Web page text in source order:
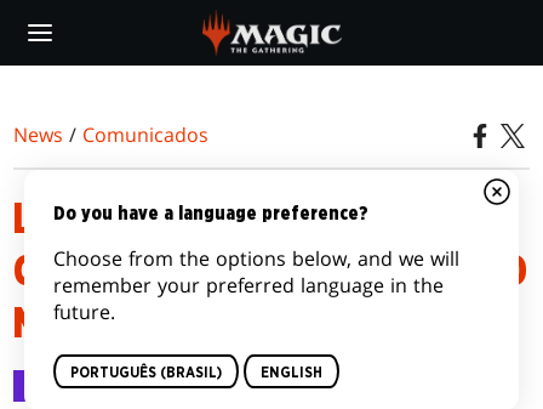
main
News / Comunicados
LISTAS DOS DECKS DE
COMMANDER DE ASSASSINATO
NA MANSÃO KARLOV
Comunicados 24 jan 2024
Do you have a language preference?
Choose from the options below, and we will
remember your preferred language in the
future.
PORTUGUÊS (BRASIL) ENGLISH